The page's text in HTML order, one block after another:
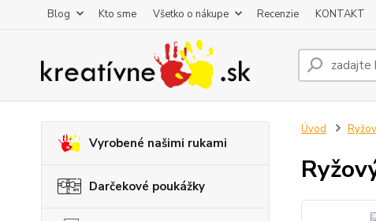
Blog Kto sme Všetko o nákupe Recenzie KONTAKT
Vyrobené našimi rukami
Darčekové poukážky
Úvod